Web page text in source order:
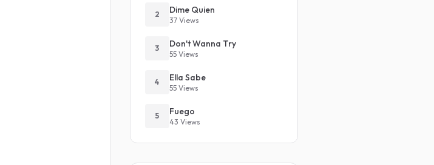
2 Dime Quien
37 Views
3 Don't Wanna Try
55 Views
4 Ella Sabe
55 Views
5 Fuego
43 Views